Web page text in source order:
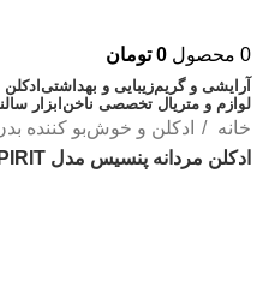
0 محصول 0 تومان
آرایشی و گریمزیبایی و بهداشتی
لوازم و متریال تخصصی ناخن ابزار
خانه ادکلن و خوش‌بو کننده
ادکلن مردانه پنسیس مدل LEGEND SPIRIT